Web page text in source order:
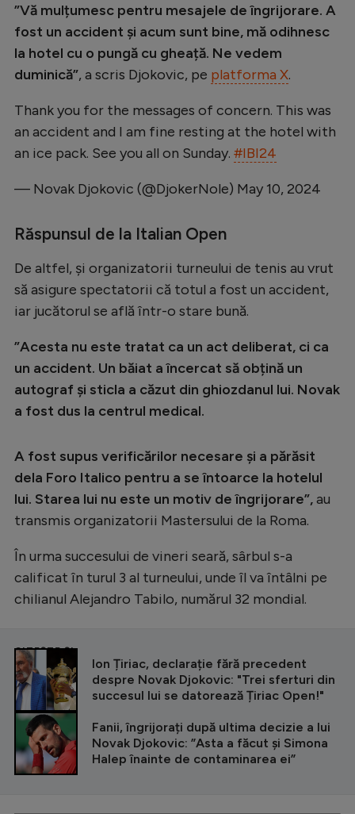
Handbal
Natație
Formula 1
Gimnastică
Auto
Rugby
Ciclism
Alte sporturi
JO 2026
Intră în cont
Creează cont
”Vă mulțumesc pentru mesajele de îngrijorare. A
fost un accident și acum sunt bine, mă odihnesc
la hotel cu o pungă cu gheață. Ne vedem
duminică”, a scris Djokovic, pe platforma X.
Thank you for the messages of concern. This was
an accident and I am fine resting at the hotel with
an ice pack. See you all on Sunday. #IBI24
— Novak Djokovic (@DjokerNole) May 10, 2024
Răspunsul de la Italian Open
De altfel, și organizatorii turneului de tenis au vrut
să asigure spectatorii că totul a fost un accident,
iar jucătorul se află într-o stare bună.
”Acesta nu este tratat ca un act deliberat, ci ca
un accident. Un băiat a încercat să obțină un
autograf și sticla a căzut din ghiozdanul lui. Novak
a fost dus la centrul medical.
A fost supus verificărilor necesare și a părăsit
dela Foro Italico pentru a se întoarce la hotelul
lui. Starea lui nu este un motiv de îngrijorare”,au
transmis organizatorii Mastersului de la Roma.
În urma succesului de vineri seară, sârbul s-a
calificat în turul 3 al turneului, unde îl va întâlni pe
chilianul Alejandro Tabilo, numărul 32 mondial.
CITEȘTE ȘI
Ion Țiriac, declarație fără precedent
despre Novak Djokovic: "Trei sferturi din
succesul lui se datorează Țiriac Open!"
Fanii, îngrijorați după ultima decizie a lui
Novak Djokovic: ”Asta a făcut și Simona
Halep înainte de contaminarea ei”